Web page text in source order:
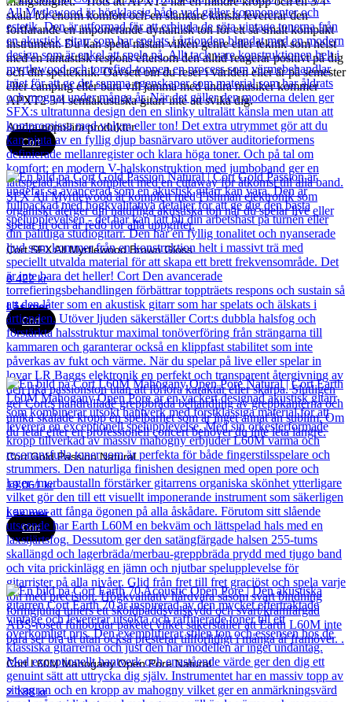
skala för enorm komfort och en slankare känsla levererar den
fortfarande en imponerande dynamisk ton för ett så smalt kompakt
instrument. Du kan spela nästan vilken genre eller teknik som helst
med en fantastisk respons eftersom den alltid reagerar positivt på dig
och din spelteknik. Oavsett om du reser i världen eller är på semester
eller camping eller bara vill jamma med andra musiker kommer
APXT2 3/4 semiakustiska gitarr inte att svika dig.
Andra populära produkter
Cort
Cort SFX All Myrtlewood Brown Gloss
8 422kr
Läs mer
Cort
Cort Gold Passion Natural
19 061kr
Läs mer
Cort
Cort L60M Mahogany Open Pore Natural
2 188kr